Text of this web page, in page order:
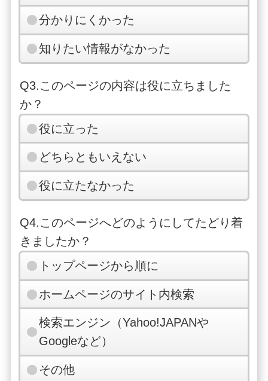
分かりにくかった
知りたい情報がなかった
Q3.このページの内容は役に立ちました
か？
役に立った
どちらともいえない
役に立たなかった
Q4.このページへどのようにしてたどり着
きましたか？
トップページから順に
ホームページのサイト内検索
検索エンジン（Yahoo!JAPANや
Googleなど）
その他